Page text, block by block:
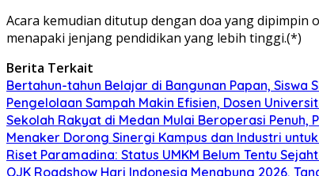
Acara kemudian ditutup dengan doa yang dipimpin
menapaki jenjang pendidikan yang lebih tinggi.(*)
Berita Terkait
Bertahun-tahun Belajar di Bangunan Papan, Siswa
Pengelolaan Sampah Makin Efisien, Dosen
Sekolah Rakyat di Medan Mulai Beroperasi Penuh,
Menaker Dorong Sinergi Kampus dan Industri
Riset Paramadina: Status UMKM Belum Tentu
OJK Roadshow Hari Indonesia Menabung 2026,